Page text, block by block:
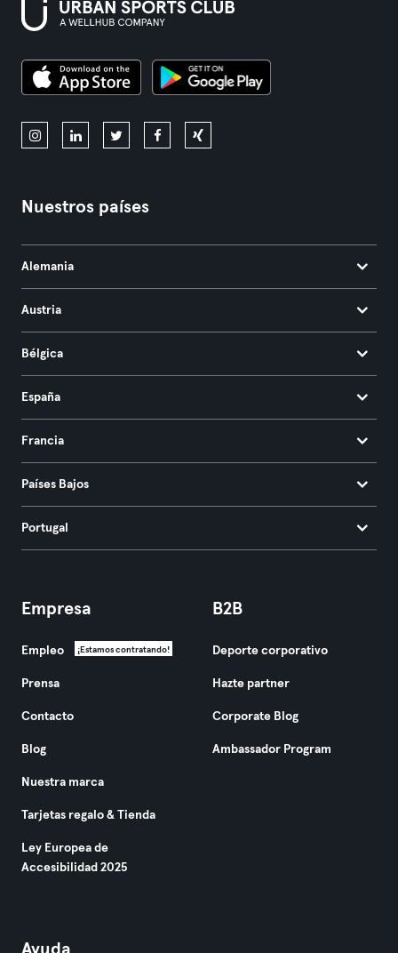
Nuestros países
Alemania
Austria
Bélgica
España
Francia
Países Bajos
Portugal
Empresa
Empleo ¡Estamos contratando!
Prensa
Contacto
Blog
Nuestra marca
Tarjetas regalo & Tienda
Ley Europea de
Accesibilidad 2025
B2B
Deporte corporativo
Hazte partner
Corporate Blog
Ambassador Program
Ayuda